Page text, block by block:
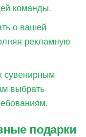
команды.
о вашей
рекламную
сувенирным
выбрать
подарки